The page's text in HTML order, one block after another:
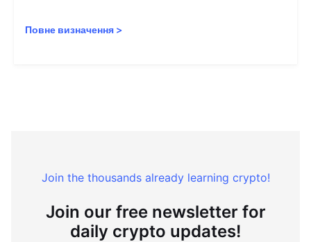
Повне визначення >
Join the thousands already learning crypto!
Join our free newsletter for
daily crypto updates!